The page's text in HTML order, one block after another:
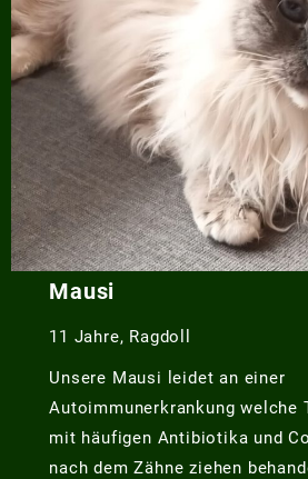
Mausi
11 Jahre, Ragdoll
Unsere Mausi leidet an einer
Autoimmunerkrankung welche
mit häufigen Antibiotika und
nach dem Zähne ziehen